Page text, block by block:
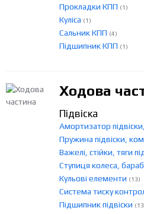
Прокладки КПП (1)
Куліса (1)
Сальник КПП (4)
Підшипник КПП (1)
Ходова
Підвіска
Амортизатор
Пружина підвіски,
Важелі, стійки, тяги
Ступиця колеса,
Кульові елементи (13)
Система тиску
Підшипник підвіски